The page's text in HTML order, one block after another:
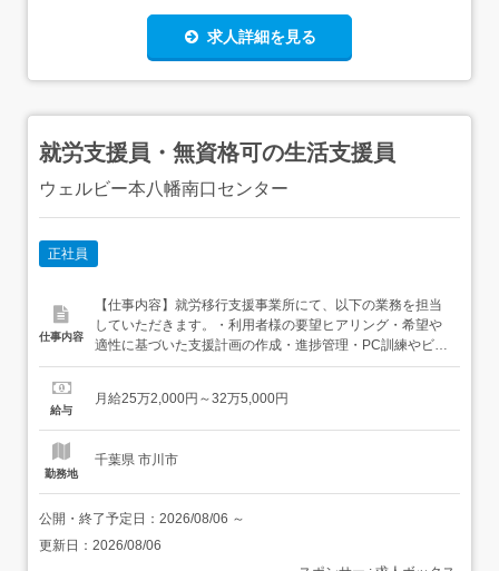
求人詳細を見る
就労支援員・無資格可の生活支援員
ウェルビー本八幡南口センター
正社員
仕事内容
【仕事内容】就労移行支援事業所にて、以下の業務を担当
していただきます。・利用者様の要望ヒアリング・希望や
適性に基づいた支援計画の作成・進捗管理・PC訓練やビジ
ネスマナーなどの就労トレーニング実施・面接同行や職場
機関との連携 配属について2026年7月オープン予定の新規
給与
月給25万2,000円～32万5,000円
勤務地
千葉県 市川市
公開・終了予定日： 2026/08/06 ～
更新日： 2026/08/06